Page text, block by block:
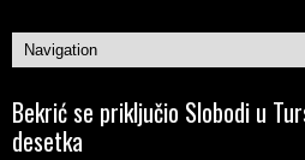
Bekrić se priključio Slobodi u
desetka